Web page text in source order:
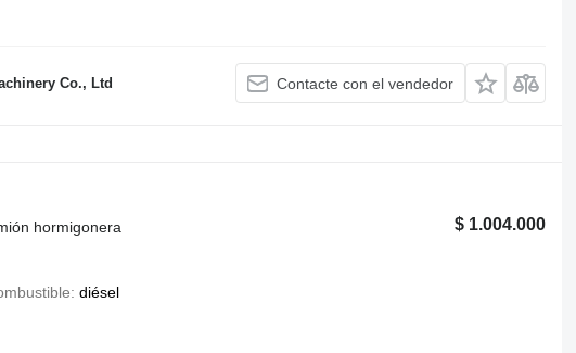
Co., Ltd Contacte con el vendedor
$ 1.004.000
hormigonera
diésel